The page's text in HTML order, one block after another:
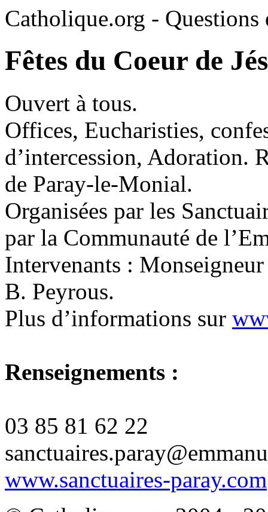
Catholique.org - Questions
Fêtes du Coeur de
Ouvert à tous.
Offices, Eucharisties,
d’intercession, Adoration.
de Paray-le-Monial.
Organisées par les
par la Communauté de
Intervenants :
B. Peyrous.
Plus d’informations sur
Renseignements :
03 85 81 62 22
www.sanctuaires-paray.com